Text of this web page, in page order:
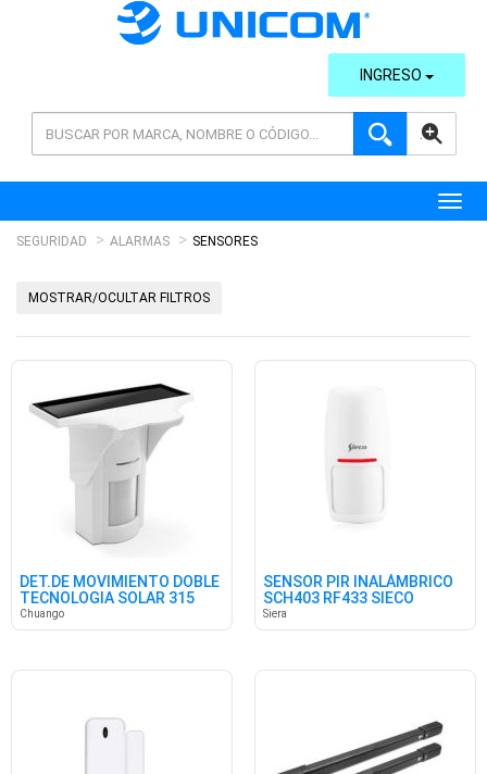
AVANZADA
INGRESO
SEGURIDAD ALARMAS SENSORES
MOSTRAR/OCULTAR FILTROS
DET.DE MOVIMIENTO DOBLE
TECNOLOGIA SOLAR 315
MHZ
Chuango
SENSOR PIR INALÁMBRICO
SCH403 RF433 SIECO
Siera